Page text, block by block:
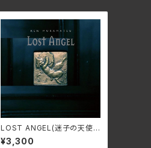
LOST ANGEL(迷子の天使)
〜村松健ウィンターファンタジ
ー〜/村松健 KNMN-2312
¥3,300